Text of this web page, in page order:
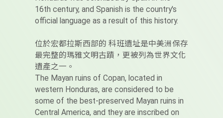
16th century, and Spanish is the country's
official language as a result of this history.
位於宏都拉斯西部的 科班遺址是中美洲保存
最完整的瑪雅文明古蹟，更被列為世界文化
遺產之一。
The Mayan ruins of Copan, located in
western Honduras, are considered to be
some of the best-preserved Mayan ruins in
Central America, and they are inscribed on